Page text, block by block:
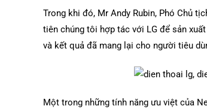
Trong khi đó, Mr Andy Rubin, Phó Chủ
tiên chúng tôi hợp tác với LG để sản
và kết quả đã mang lại cho người tiêu
Một trong những tính năng ưu việt của